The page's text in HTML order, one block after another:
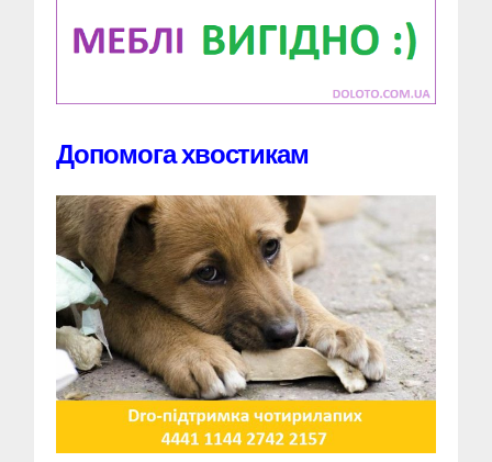
Допомога хвостикам